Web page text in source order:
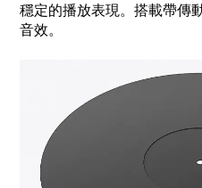
穩定的播放表現。搭載帶傳
音效。